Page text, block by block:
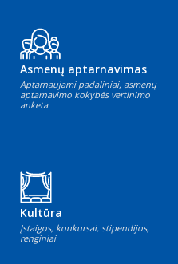
Asmenų aptarnavimas
Aptarnaujami padaliniai, asmenų
aptarnavimo kokybės vertinimo
anketa
Kultūra
Įstaigos, konkursai, stipendijos,
renginiai